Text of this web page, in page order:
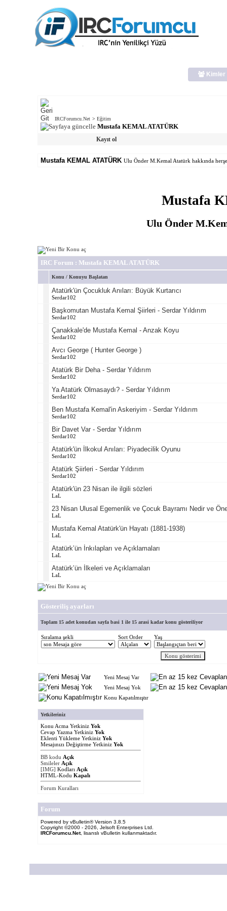
Kimler
IRCForumcu.Net > Eğitim
Mustafa KEMAL ATATÜRK
Kayıt ol
Mustafa KEMAL ATATÜRK Ulu Önder M.Kemal Atatürk hakkında
Mustafa
Ulu Önder
IRC Forum : Mustafa KEMAL ATATÜRK
Konu / Konuyu Başlatan
Atatürk'ün Çocukluk Anıları: Büyük Kurtarıcı
Serdar102
Başkomutan Mustafa Kemal Şiirleri - Serdar Yıldırım
Serdar102
Çanakkale'de Mustafa Kemal - Anzak Koyu
Serdar102
Avcı George ( Hunter George )
Serdar102
Atatürk Bir Deha - Serdar Yıldırım
Serdar102
Ya Atatürk Olmasaydı? - Serdar Yıldırım
Serdar102
Ben Mustafa Kemal'in Askeriyim - Serdar Yıldırım
Serdar102
Bir Davet Var - Serdar Yıldırım
Serdar102
Atatürk'ün İlkokul Anıları: Piyadecilik Oyunu
Serdar102
Atatürk Şiirleri - Serdar Yıldırım
Serdar102
Atatürk'ün 23 Nisan ile ilgili sözleri
LaL
23 Nisan Ulusal Egemenlik ve Çocuk Bayramı Nedir ve
LaL
Mustafa Kemal Atatürk'ün Hayatı (1881-1938)
LaL
Atatürk’ün İnkılapları ve Açıklamaları
LaL
Atatürk’ün İlkeleri ve Açıklamaları
LaL
Gösteriliş ayarları
Toplam 15 adet konudan sayfa basi 1 ile 15 arasi kadar konu gösteriliyor
Sıralama şekli Sort Order Yaş
Yeni Mesaj Var
Yeni Mesaj Yok
Konu Kapatılmıştır
Yetkileriniz
Konu Acma Yetkiniz Yok
Cevap Yazma Yetkiniz Yok
Eklenti Yükleme Yetkiniz Yok
Mesajınızı Değiştirme Yetkiniz Yok
BB kodu Açık
Smileler Açık
[IMG] Kodları Açık
HTML-Kodu Kapalı
Forum Kuralları
Forum
Powered by vBulletin® Version 3.8.5
Copyright ©2000 - 2026, Jelsoft Enterprises Ltd.
IRCForumcu.Net, lisanslı vBulletin kullanmaktadır.